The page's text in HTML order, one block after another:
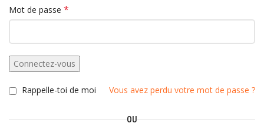
Mot de passe *
Connectez-vous
Vous avez perdu votre mot de passe ?
Rappelle-toi de moi
OU